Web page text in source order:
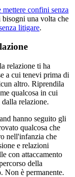
mettere confini senza
bisogni una volta che
litigare.
relazione ti ha
a cui tenevi prima di
altro. Riprendila
qualcosa in cui
relazione.
hanno seguito gli
qualcosa che
nell'infanzia che
e relazioni
con attaccamento
della
Non è permanente.